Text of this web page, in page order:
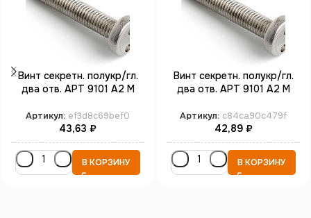
Винт секретн. полукр/гл.
два отв. АРТ 9101 А2 M
Артикул: ef3d8c69bef0
43,63 ₽
В КОРЗИНУ
Винт секретн. полукр/гл.
два отв. АРТ 9101 А2 M
Артикул: c84ca90c479f
42,89 ₽
В КОРЗИНУ